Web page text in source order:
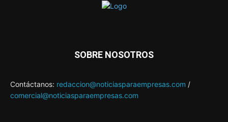
SOBRE NOSOTROS
Contáctanos: redaccion@noticiasparaempresas.com /
comercial@noticiasparaempresas.com